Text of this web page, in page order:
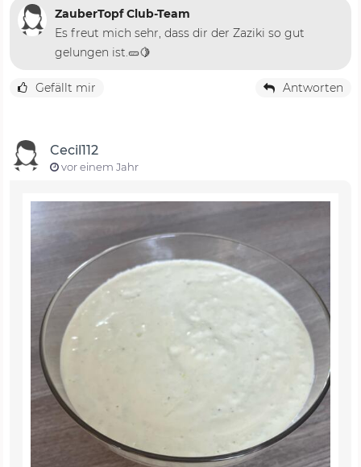
ZauberTopf Club-Team
Es freut mich sehr, dass dir der Zaziki so gut
gelungen ist.🥒🍋
Gefällt mir Antworten
Cecil112
vor einem Jahr